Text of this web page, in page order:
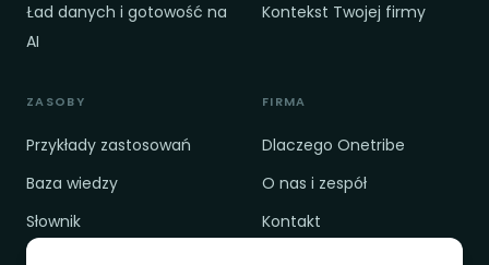
Ład danych i gotowość na
AI
Kontekst Twojej firmy
ZASOBY
Przykłady zastosowań
Baza wiedzy
Słownik
FIRMA
Dlaczego Onetribe
O nas i zespół
Kontakt